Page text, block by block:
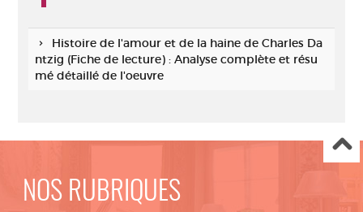
Histoire de l'amour et de la haine de Charles Da
ntzig (Fiche de lecture) : Analyse complète et résu
mé détaillé de l'oeuvre
NOS RUBRIQUES